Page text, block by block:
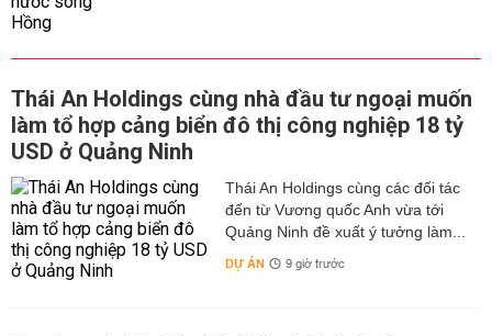
Thái An Holdings cùng nhà đầu tư ngoại muốn
làm tổ hợp cảng biển đô thị công nghiệp 18 tỷ
USD ở Quảng Ninh
Thái An Holdings cùng các đối tác
đến từ Vương quốc Anh vừa tới
Quảng Ninh đề xuất ý tưởng làm...
DỰ ÁN 9 giờ trước